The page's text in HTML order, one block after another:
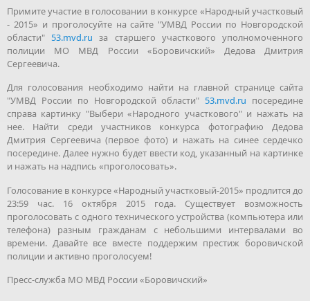
Примите участие в голосовании в конкурсе «Народный участковый
- 2015» и проголосуйте на сайте "УМВД России по Новгородской
области" 53.mvd.ru за старшего участкового уполномоченного
полиции МО МВД России «Боровичский» Дедова Дмитрия
Сергеевича.
Для голосования необходимо найти на главной странице сайта
"УМВД России по Новгородской области" 53.mvd.ru посередине
справа картинку "Выбери «Народного участкового" и нажать на
нее. Найти среди участников конкурса фотографию Дедова
Дмитрия Сергеевича (первое фото) и нажать на синее сердечко
посередине. Далее нужно будет ввести код, указанный на картинке
и нажать на надпись «проголосовать».
Голосование в конкурсе «Народный участковый-2015» продлится до
23:59 час. 16 октября 2015 года. Существует возможность
проголосовать с одного технического устройства (компьютера или
телефона) разным гражданам с небольшими интервалами во
времени. Давайте все вместе поддержим престиж боровичской
полиции и активно проголосуем!
Пресс-служба МО МВД России «Боровичский»